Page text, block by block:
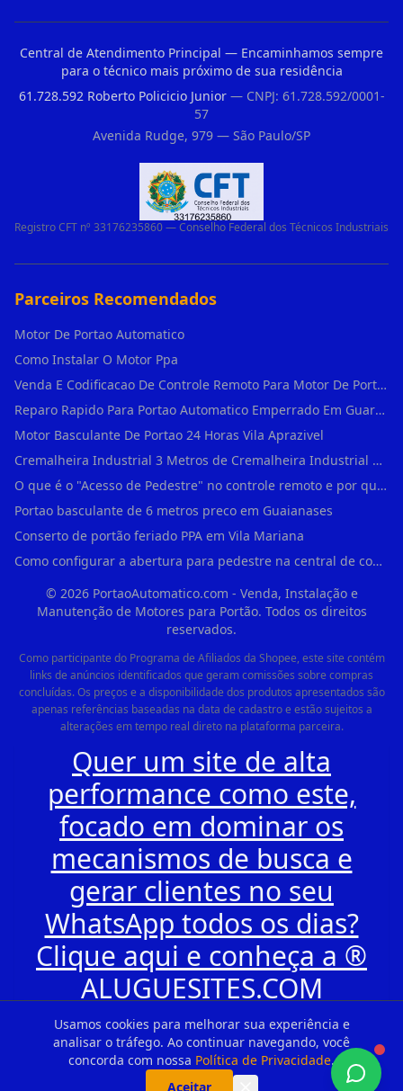
Usamos cookies para melhorar sua experiência e
analisar o tráfego. Ao continuar navegando, você
concorda com nossa Política de Privacidade.
Aceitar
Central de Atendimento Principal — Encaminhamos sempre
para o técnico mais próximo de sua residência
61.728.592 Roberto Policicio Junior— CNPJ: 61.728.592/0001-
57
Avenida Rudge, 979 — São Paulo/SP
Registro CFT nº 33176235860 — Conselho Federal dos Técnicos Industriais
Parceiros Recomendados
Motor De Portao Automatico
Como Instalar O Motor Ppa
Venda E Codificacao De Controle Remoto Para Motor De Portao
Reparo Rapido Para Portao Automatico Emperrado Em Guarulhos
Motor Basculante De Portao 24 Horas Vila Aprazivel
Cremalheira Industrial 3 Metros de Cremalheira Industrial Para Motores Deslizant em Rio Pequeno
O que é o "Acesso de Pedestre" no controle remoto e por que usá-lo em Água Branca?
Portao basculante de 6 metros preco em Guaianases
Conserto de portão feriado PPA em Vila Mariana
Como configurar a abertura para pedestre na central de comando PPA em Guaianases?
© 2026PortaoAutomatico.com - Venda, Instalação e
Manutenção de Motores para Portão. Todos os direitos
reservados.
Como participante do Programa de Afiliados da Shopee, este site contém
links de anúncios identificados que geram comissões sobre compras
concluídas. Os preços e a disponibilidade dos produtos apresentados são
apenas referências baseadas na data de cadastro e estão sujeitos a
alterações em tempo real direto na plataforma parceira.
Quer um site de alta
performance como este,
focado em dominar os
mecanismos de busca e
gerar clientes no seu
WhatsApp todos os dias?
Clique aqui e conheça a ®
ALUGUESITES.COM